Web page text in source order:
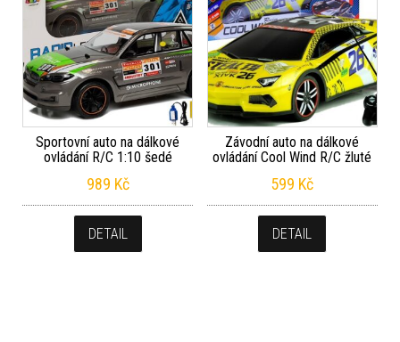
Sportovní auto na dálkové
ovládání R/C 1:10 šedé
989 Kč
DETAIL
Závodní auto na dálkové
ovládání Cool Wind R/C žluté
599 Kč
DETAIL